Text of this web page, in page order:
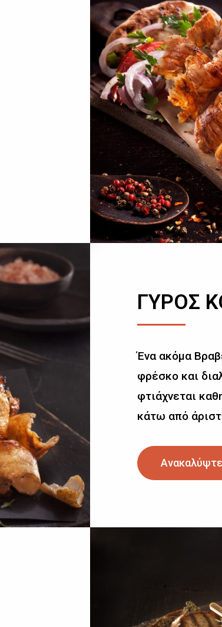
ΓΥΡΟΣ
Ένα ακόμα
φρέσκο και
φτιάχνεται
κάτω από